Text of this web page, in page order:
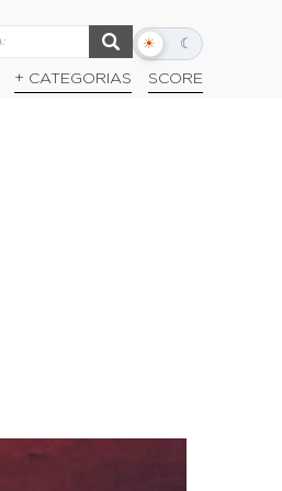
☀ ☾
Alternar
escuro
+ CATEGORIAS SCORE